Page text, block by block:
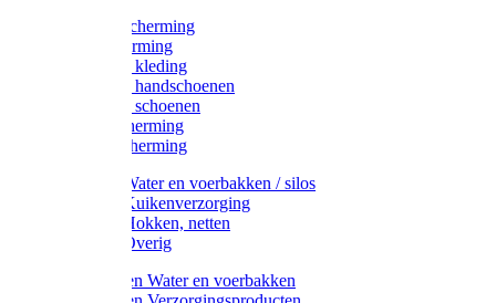
Gehoorbescherming
Oogbescherming
Disposable kleding
Disposable handschoenen
Disposable schoenen
Mondbescherming
Hoofdbescherming
Pluimvee Water en voerbakken / silos
Pluimvee Kuikenverzorging
Pluimvee Hokken, netten
Pluimvee Overig
Knaagdieren Water en voerbakken